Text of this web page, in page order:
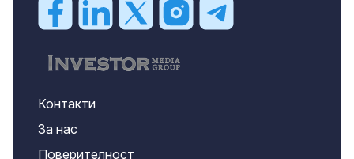
Контакти
За нас
Поверителност